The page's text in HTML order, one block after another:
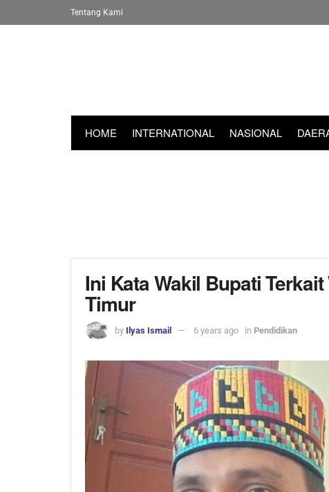
Tentang Kami
HOME INTERNATIONAL NASIONAL
Ini Kata Wakil Bupati
Timur
by Ilyas Ismail 6 years ago in Pendidikan